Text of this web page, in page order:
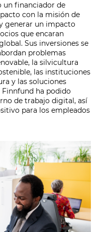
un financiador de
con la misión de
generar un impacto
que encaran
Sus inversiones se
problemas
la silvicultura
las instituciones
y las soluciones
Finnfund ha podido
de trabajo digital, así
para los empleados